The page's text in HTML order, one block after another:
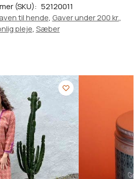
(SKU): 52120011
til hende, Gaver under 200 kr.,
pleje, Sæber